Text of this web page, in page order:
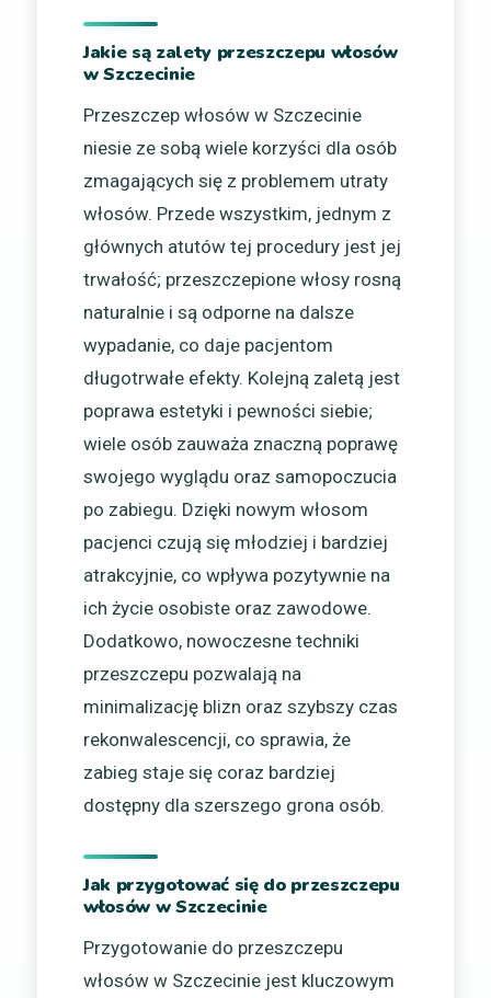
Jakie są zalety przeszczepu włosów
w Szczecinie
Przeszczep włosów w Szczecinie
niesie ze sobą wiele korzyści dla osób
zmagających się z problemem utraty
włosów. Przede wszystkim, jednym z
głównych atutów tej procedury jest jej
trwałość; przeszczepione włosy rosną
naturalnie i są odporne na dalsze
wypadanie, co daje pacjentom
długotrwałe efekty. Kolejną zaletą jest
poprawa estetyki i pewności siebie;
wiele osób zauważa znaczną poprawę
swojego wyglądu oraz samopoczucia
po zabiegu. Dzięki nowym włosom
pacjenci czują się młodziej i bardziej
atrakcyjnie, co wpływa pozytywnie na
ich życie osobiste oraz zawodowe.
Dodatkowo, nowoczesne techniki
przeszczepu pozwalają na
minimalizację blizn oraz szybszy czas
rekonwalescencji, co sprawia, że
zabieg staje się coraz bardziej
dostępny dla szerszego grona osób.
Jak przygotować się do przeszczepu
włosów w Szczecinie
Przygotowanie do przeszczepu
włosów w Szczecinie jest kluczowym